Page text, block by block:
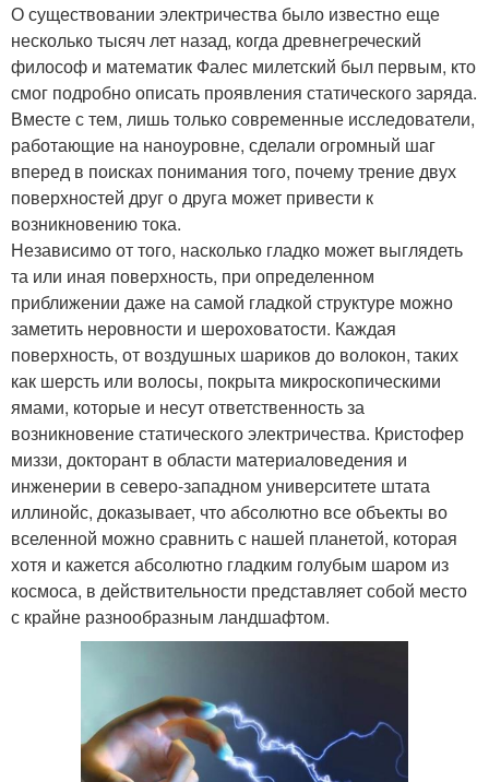
О существовании электричества было известно еще
несколько тысяч лет назад, когда древнегреческий
философ и математик Фалес милетский был первым, кто
смог подробно описать проявления статического заряда.
Вместе с тем, лишь только современные исследователи,
работающие на наноуровне, сделали огромный шаг
вперед в поисках понимания того, почему трение двух
поверхностей друг о друга может привести к
возникновению тока.
Независимо от того, насколько гладко может выглядеть
та или иная поверхность, при определенном
приближении даже на самой гладкой структуре можно
заметить неровности и шероховатости. Каждая
поверхность, от воздушных шариков до волокон, таких
как шерсть или волосы, покрыта микроскопическими
ямами, которые и несут ответственность за
возникновение статического электричества. Кристофер
миззи, докторант в области материаловедения и
инженерии в северо-западном университете штата
иллинойс, доказывает, что абсолютно все объекты во
вселенной можно сравнить с нашей планетой, которая
хотя и кажется абсолютно гладким голубым шаром из
космоса, в действительности представляет собой место
с крайне разнообразным ландшафтом.